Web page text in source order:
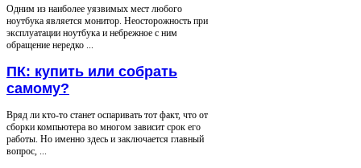
Одним из наиболее уязвимых мест любого
ноутбука является монитор. Неосторожность при
эксплуатации ноутбука и небрежное с ним
обращение нередко ...
ПК: купить или собрать
самому?
Вряд ли кто-то станет оспаривать тот факт, что от
сборки компьютера во многом зависит срок его
работы. Но именно здесь и заключается главный
вопрос, ...